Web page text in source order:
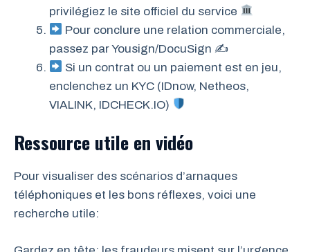
privilégiez le site officiel du service
Pour conclure une relation commerciale,
passez par Yousign/DocuSign ✍
Si un contrat ou un paiement est en jeu,
enclenchez un KYC (IDnow, Netheos,
VIALINK, IDCHECK.IO)
Ressource utile en vidéo
Pour visualiser des scénarios d’arnaques
téléphoniques et les bons réflexes, voici une
recherche utile: